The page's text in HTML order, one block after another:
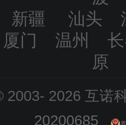
新疆 汕头
门 温州
原
2003- 2026 互诺
20200685